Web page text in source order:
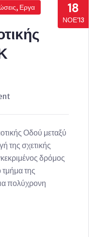
18
ΝΟΈ’13
Εργα
Οδού μεταξύ
της σχετικής
δρόμος
τμήμα της
πολύχρονη